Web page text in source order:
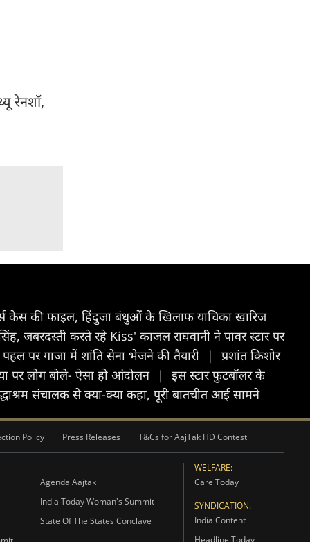
रेनशॉ,
केस की फाइल, हिंदुजा बंधुओं के खिलाफ याचिका खारिज
जबरदस्ती करते रहे Kiss' काजल राघवानी ने पावर स्टार पर
पहल पर गाजा में शांति सेना भेजने की तैयारी |
प्रशांत किशोर
पर लोग बोले- ऐसा हो आंदोलन |
इस स्टार फुटबॉलर के
संचालक से क्या-क्या कहा, पूरी बातचीत आई सामने
Policy Press Releases T&Cs for AajTak HD Contest
Agenda Aajtak
India Today Woman's Summit
State Of The States Conclave
WELFARE:
Care Today
SYNDICATION:
India Content
Headline Today